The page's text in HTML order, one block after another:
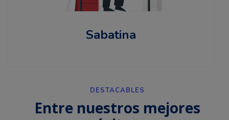
Sabatina
DESTACABLES
Entre nuestros mejores